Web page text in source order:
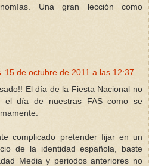
Una gran lección como
15 de octubre de 2011 a las 12:37
El día de la Fiesta Nacional no
el día de nuestras FAS como se
complicado pretender fijar en un
de la identidad española, baste
Media y periodos anteriores no